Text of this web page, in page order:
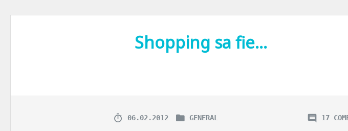
Shopping sa fie…
In cele 3 saptamani petrecute in SUA am bifat multicele obiective turistice, am calatorit mii de kilometri
06.02.2012 GENERAL 17